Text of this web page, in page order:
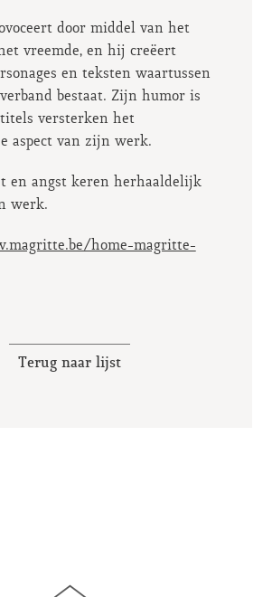
door middel van het
vreemde, en hij creëert
en teksten waartussen
bestaat. Zijn humor is
versterken het
aspect van zijn werk.
en angst keren herhaaldelijk
werk.
home-magritte-
Terug naar lijst